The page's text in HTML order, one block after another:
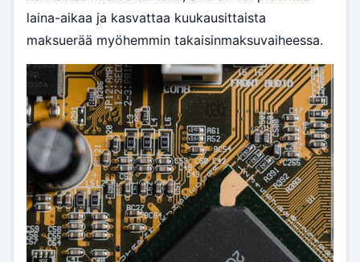
laina-aikaa ja kasvattaa kuukausittaista
maksuerää myöhemmin takaisinmaksuvaiheessa.